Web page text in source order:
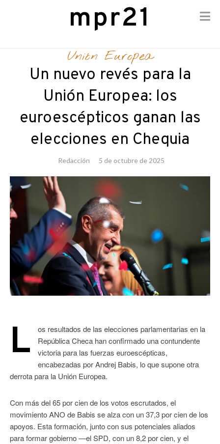
mpr21
Unión Europea
Un nuevo revés para la
Unión Europea: los
euroescépticos ganan las
elecciones en Chequia
Redacción 5 de octubre de 2025
L
os resultados de las elecciones parlamentarias en la
República Checa han confirmado una contundente
victoria para las fuerzas euroescépticas,
encabezadas por Andrej Babis, lo que supone otra
derrota para la Unión Europea.
Con más del 65 por cien de los votos escrutados, el
movimiento ANO de Babis se alza con un 37,3 por cien de los
apoyos. Esta formación, junto con sus potenciales aliados
para formar gobierno —el SPD, con un 8,2 por cien, y el